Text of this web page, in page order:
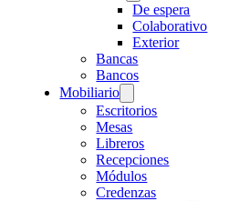
De espera
Colaborativo
Exterior
Bancas
Bancos
Mobiliario
Escritorios
Mesas
Libreros
Recepciones
Módulos
Credenzas